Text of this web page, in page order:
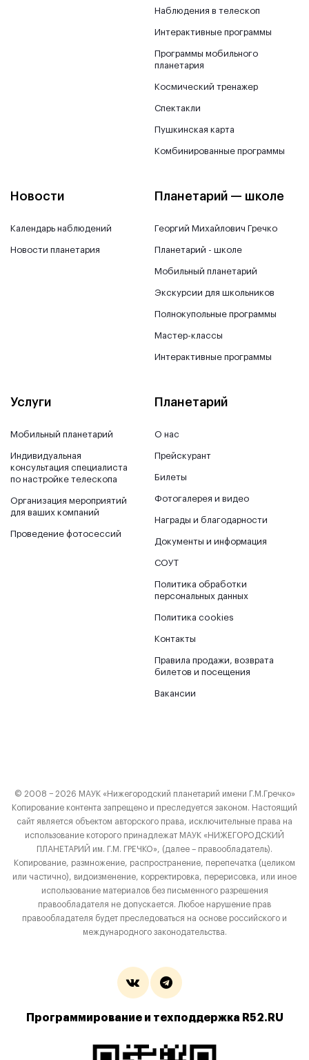
Наблюдения в телескоп
Интерактивные программы
Программы мобильного
планетария
Космический тренажер
Спектакли
Пушкинская карта
Комбинированные программы
Новости
Календарь наблюдений
Новости планетария
Планетарий — школе
Георгий Михайлович Гречко
Планетарий - школе
Мобильный планетарий
Экскурсии для школьников
Полнокупольные программы
Мастер-классы
Интерактивные программы
Услуги
Мобильный планетарий
Индивидуальная
консультация специалиста
по настройке телескопа
Организация мероприятий
для ваших компаний
Проведение фотосессий
Планетарий
О нас
Прейскурант
Билеты
Фотогалерея и видео
Награды и благодарности
Документы и информация
СОУТ
Политика обработки
персональных данных
Политика cookies
Контакты
Правила продажи, возврата
билетов и посещения
Вакансии
© 2008 − 2026 МАУК «Нижегородский планетарий имени Г.М.Гречко»
Копирование контента запрещено и преследуется законом. Настоящий
сайт является объектом авторского права, исключительные права на
использование которого принадлежат МАУК «НИЖЕГОРОДСКИЙ
ПЛАНЕТАРИЙ им. Г.М. ГРЕЧКО», (далее – правообладатель).
Копирование, размножение, распространение, перепечатка (целиком
или частично), видоизменение, корректировка, перерисовка, или иное
использование материалов без письменного разрешения
правообладателя не допускается. Любое нарушение прав
правообладателя будет преследоваться на основе российского и
международного законодательства.
Программирование и техподдержка R52.RU